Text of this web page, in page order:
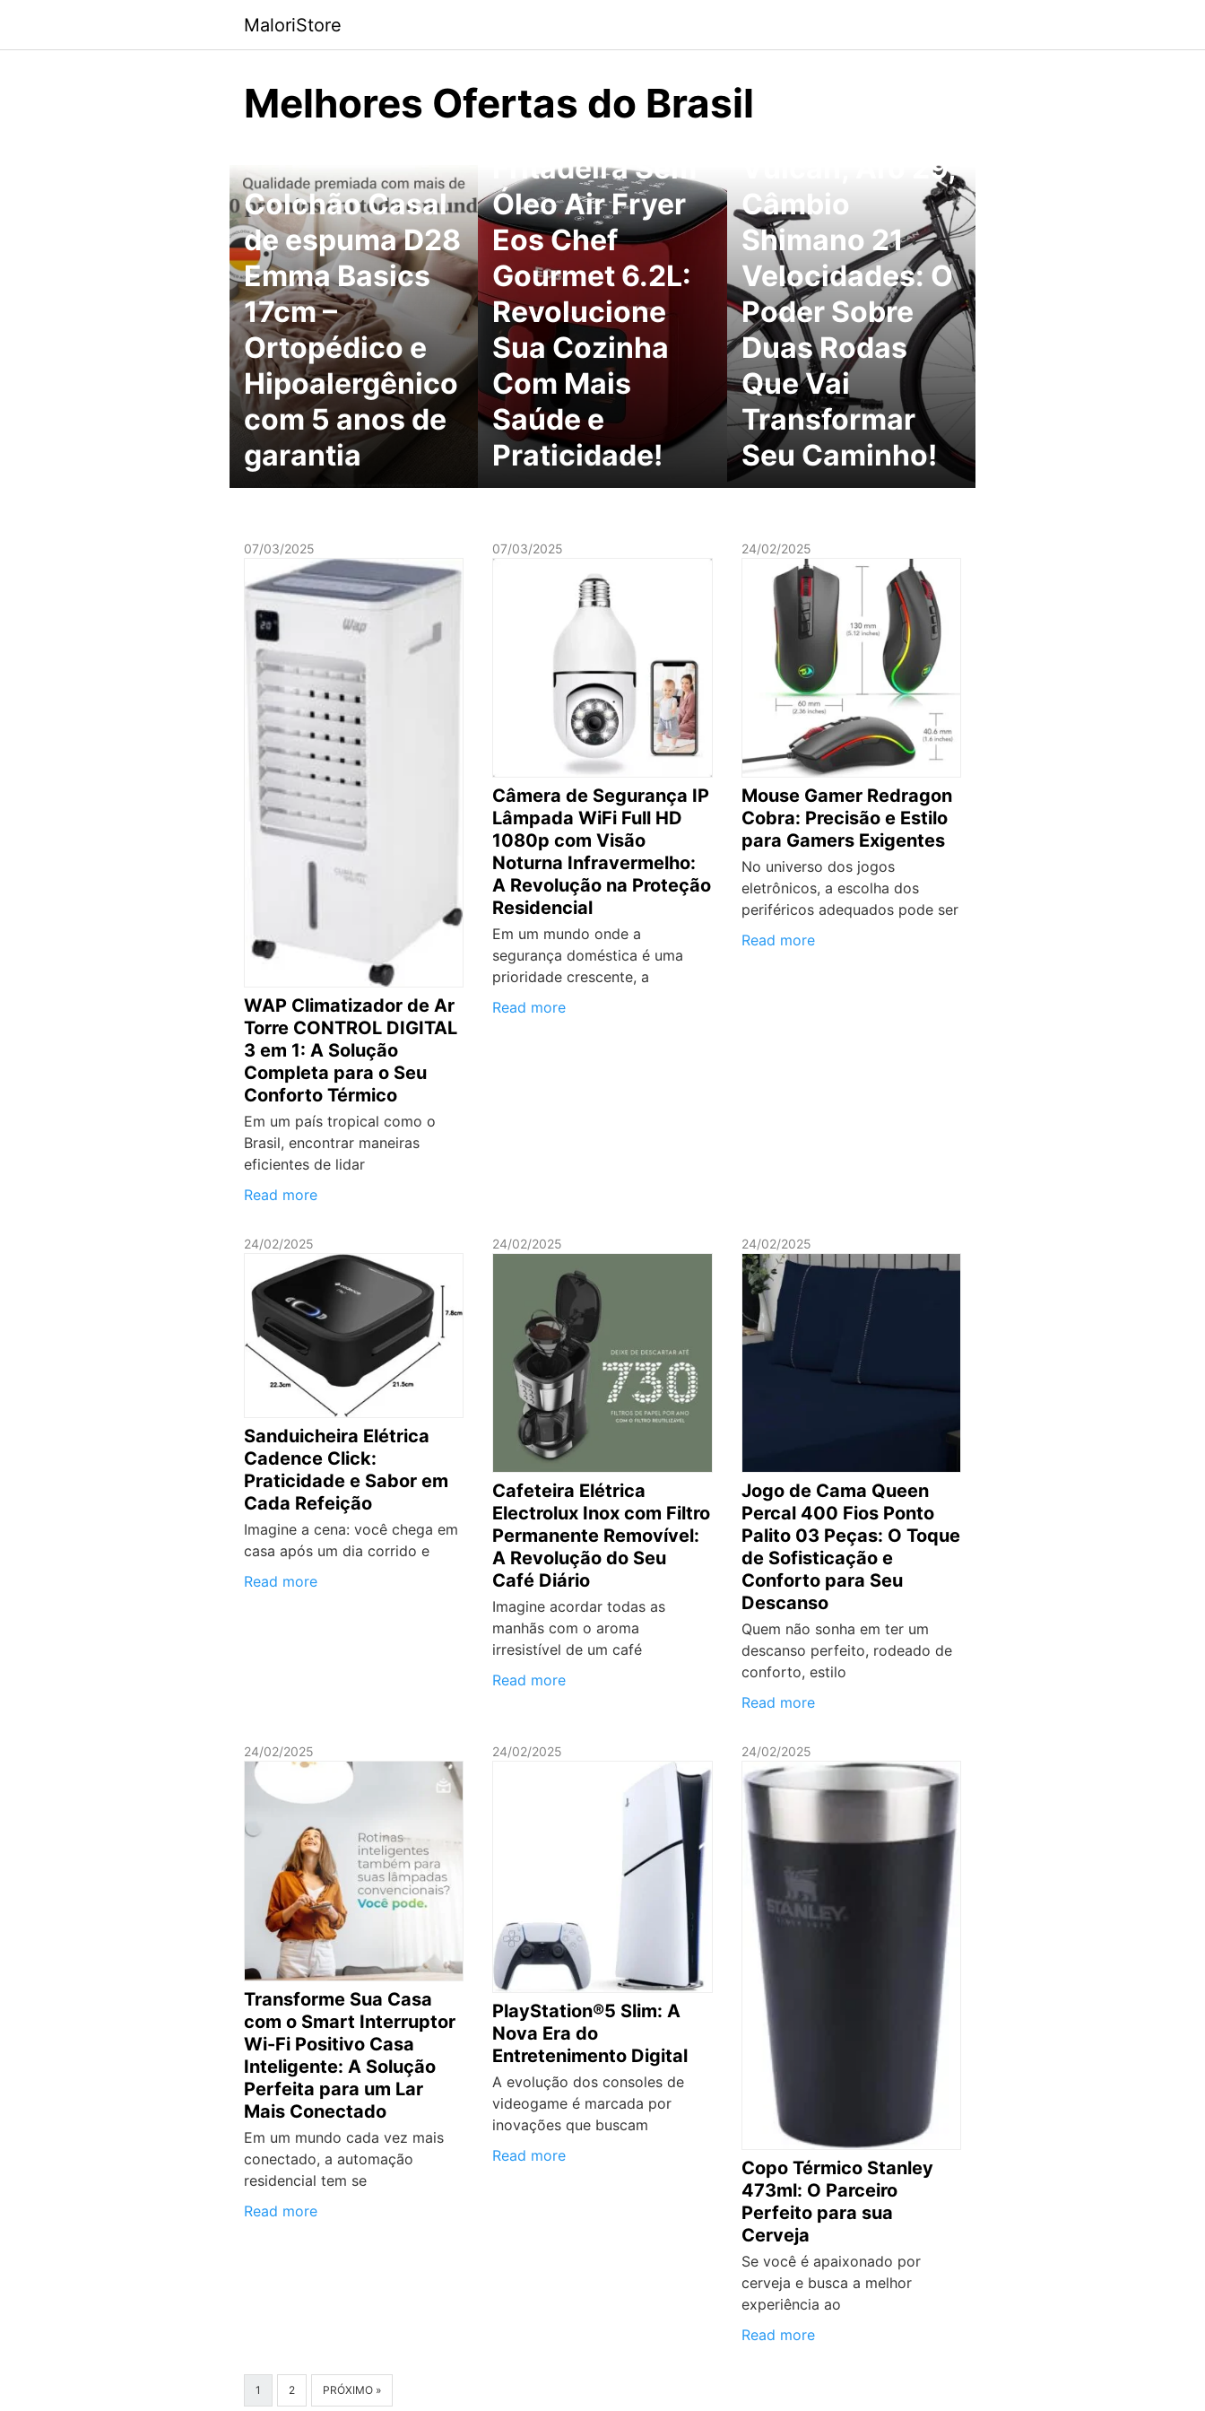
o
MaloriStore
Melhores Ofertas do Brasil
Colchão Casal
de espuma D28
Emma Basics
17cm –
Ortopédico e
Hipoalergênico
com 5 anos de
garantia
Fritadeira Sem
Óleo Air Fryer
Eos Chef
Gourmet 6.2L:
Revolucione
Sua Cozinha
Com Mais
Saúde e
Praticidade!
Vulcan, Aro 29,
Câmbio
Shimano 21
Velocidades: O
Poder Sobre
Duas Rodas
Que Vai
Transformar
Seu Caminho!
07/03/2025
WAP Climatizador de Ar
Torre CONTROL DIGITAL
3 em 1: A Solução
Completa para o Seu
Conforto Térmico
Em um país tropical como o
Brasil, encontrar maneiras
eficientes de lidar
Read more
07/03/2025
Câmera de Segurança IP
Lâmpada WiFi Full HD
1080p com Visão
Noturna Infravermelho:
A Revolução na Proteção
Residencial
Em um mundo onde a
segurança doméstica é uma
prioridade crescente, a
Read more
24/02/2025
Mouse Gamer Redragon
Cobra: Precisão e Estilo
para Gamers Exigentes
No universo dos jogos
eletrônicos, a escolha dos
periféricos adequados pode ser
Read more
24/02/2025
Sanduicheira Elétrica
Cadence Click:
Praticidade e Sabor em
Cada Refeição
Imagine a cena: você chega em
casa após um dia corrido e
Read more
24/02/2025
Cafeteira Elétrica
Electrolux Inox com Filtro
Permanente Removível:
A Revolução do Seu
Café Diário
Imagine acordar todas as
manhãs com o aroma
irresistível de um café
Read more
24/02/2025
Jogo de Cama Queen
Percal 400 Fios Ponto
Palito 03 Peças: O Toque
de Sofisticação e
Conforto para Seu
Descanso
Quem não sonha em ter um
descanso perfeito, rodeado de
conforto, estilo
Read more
24/02/2025
Transforme Sua Casa
com o Smart Interruptor
Wi-Fi Positivo Casa
Inteligente: A Solução
Perfeita para um Lar
Mais Conectado
Em um mundo cada vez mais
conectado, a automação
residencial tem se
Read more
24/02/2025
PlayStation®5 Slim: A
Nova Era do
Entretenimento Digital
A evolução dos consoles de
videogame é marcada por
inovações que buscam
Read more
24/02/2025
Copo Térmico Stanley
473ml: O Parceiro
Perfeito para sua
Cerveja
Se você é apaixonado por
cerveja e busca a melhor
experiência ao
Read more
1 2 PRÓXIMO »